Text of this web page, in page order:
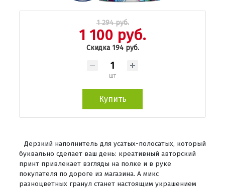
1 294 руб.
1 100 руб.
Скидка 194 руб.
шт
Купить
Дерзкий наполнитель для усатых-полосатых, который
буквально сделает ваш день: креативный авторский
принт привлекает взгляды на полке и в руке
покупателя по дороге из магазина. А микс
разноцветных гранул станет настоящим украшением